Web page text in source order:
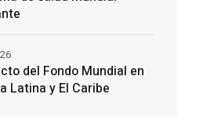
del Fondo Mundial en
Latina y El Caribe